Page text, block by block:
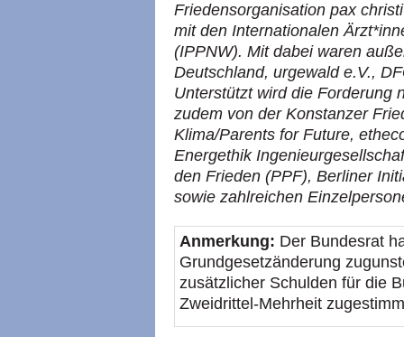
Friedensorganisation pax
mit den Internationalen
(IPPNW). Mit dabei waren
Deutschland, urgewald e.V.,
Unterstützt wird die Forderung
zudem von der Konstanzer
Klima/Parents for Future,
Energethik
den Frieden (PPF), Berliner
sowie zahlreichen
Anmerkung: Der Bundesrat
Grundgesetzänderung
zusätzlicher Schulden für die
Zweidrittel-Mehrheit